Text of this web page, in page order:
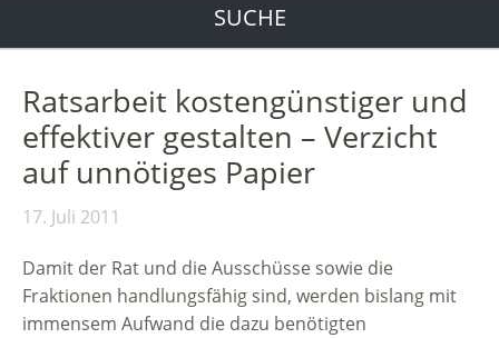
SUCHE
Ratsarbeit kostengünstiger und
effektiver gestalten – Verzicht
auf unnötiges Papier
17. Juli 2011
Damit der Rat und die Ausschüsse sowie die
Fraktionen handlungsfähig sind, werden bislang mit
immensem Aufwand die dazu benötigten